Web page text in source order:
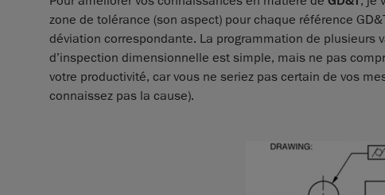
zone de tolérance (son aspect) pour chaque référence
déviation correspondante. La programmation de plusieurs
d’inspection dimensionnelle est simple, mais ne pas
votre productivité, car vous ne seriez pas certain de vos
connaissez pas la cause).